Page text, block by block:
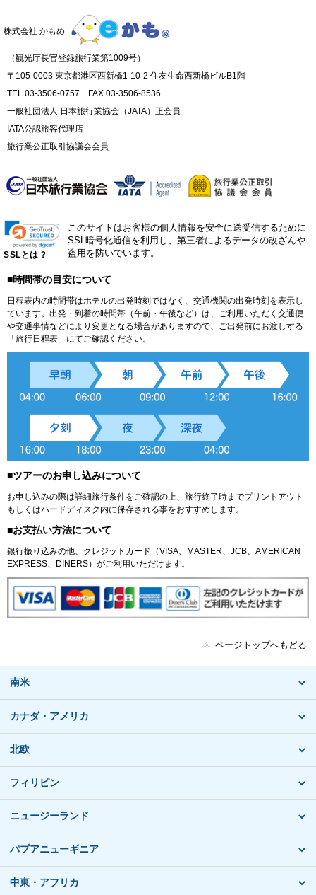
株式会社 かもめ
（観光庁長官登録旅行業第1009号）
〒105-0003 東京都港区西新橋1-10-2 住友生命西新橋ビルB1階
TEL 03-3506-0757 FAX 03-3506-8536
一般社団法人 日本旅行業協会（JATA）正会員
IATA公認旅客代理店
旅行業公正取引協議会会員
SSLとは？
このサイトはお客様の個人情報を安全に送受信するために
SSL暗号化通信を利用し、第三者によるデータの改ざんや
盗用を防いでいます。
■時間帯の目安について
日程表内の時間帯はホテルの出発時刻ではなく、交通機関の出発時刻を表示し
ています。出発・到着の時間帯（午前・午後など）は、ご利用いただく交通便
や交通事情などにより変更となる場合がありますので、ご出発前にお渡しする
「旅行日程表」にてご確認ください。
■ツアーのお申し込みについて
お申し込みの際は詳細旅行条件をご確認の上、旅行終了時までプリントアウト
もしくはハードディスク内に保存される事をおすすめします。
■お支払い方法について
銀行振り込みの他、クレジットカード（VISA、MASTER、JCB、AMERICAN
EXPRESS、DINERS）がご利用いただけます。
ページトップへもどる
南米
カナダ・アメリカ
北欧
フィリピン
ニュージーランド
パプアニューギニア
中東・アフリカ